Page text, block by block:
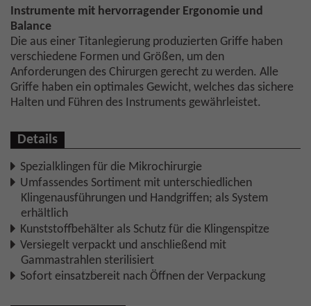
Instrumente mit hervorragender Ergonomie und
Balance
Die aus einer Titanlegierung produzierten Griffe haben
verschiedene Formen und Größen, um den
Anforderungen des Chirurgen gerecht zu werden. Alle
Griffe haben ein optimales Gewicht, welches das sichere
Halten und Führen des Instruments gewährleistet.
Details
Spezialklingen für die Mikrochirurgie
Umfassendes Sortiment mit unterschiedlichen
Klingenausführungen und Handgriffen; als System
erhältlich
Kunststoffbehälter als Schutz für die Klingenspitze
Versiegelt verpackt und anschließend mit
Gammastrahlen sterilisiert
Sofort einsatzbereit nach Öffnen der Verpackung